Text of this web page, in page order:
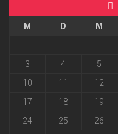
M D M
3
4 5
10
11 12
17
18 19
24
25 26